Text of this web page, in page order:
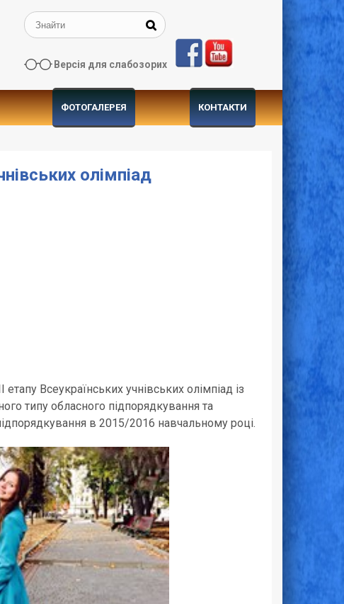
Версія для слабозорих
ФОТОГАЛЕРЕЯ КОНТАКТИ
олімпіад
Всеукраїнських учнівських олімпіад із
типу обласного підпорядкування та
в 2015/2016 навчальному році.